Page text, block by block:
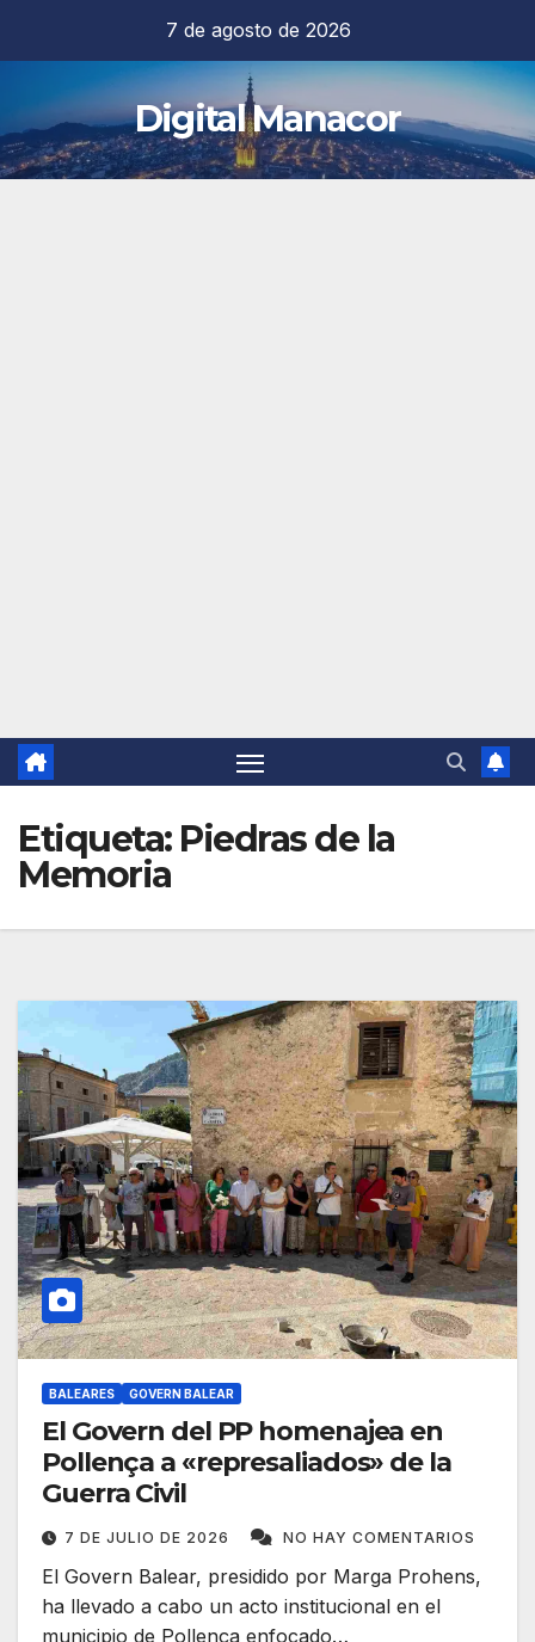
contenido
7 de agosto de 2026
Digital Manacor
Etiqueta: Piedras de la
Memoria
BALEARES GOVERN BALEAR
El Govern del PP homenajea en
Pollença a «represaliados» de la
Guerra Civil
7 DE JULIO DE 2026 NO HAY COMENTARIOS
El Govern Balear, presidido por Marga Prohens,
ha llevado a cabo un acto institucional en el
municipio de Pollença enfocado…